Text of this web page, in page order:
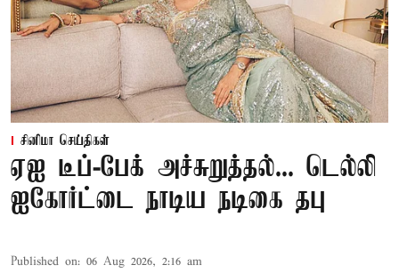
சினிமா செய்திகள்
ஏஐ டீப்-பேக் அச்சுறுத்தல்... டெல்லி
ஐகோர்ட்டை நாடிய நடிகை தபு
Published on: 06 Aug 2026, 2:16 am